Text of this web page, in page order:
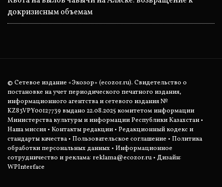
докризисным объемам
© Сетевое издание «Экозор» (ecozor.ru). Свидетельство о
постановке на учет периодического печатного издания,
информационного агентства и сетевого издания №
KZ83VPY00127739 выдано 22.08.2025 комитетом информации
Министерства культуры и информации Республики Казахстан •
Наша миссия • Контакты редакции • Редакционный кодекс и
стандарты качества • Пользовательское соглашение • Политика
обработки персональных данных • Информационное
сотрудничество и реклама: reklama@ecozor.ru • Дизайн:
WPInterface